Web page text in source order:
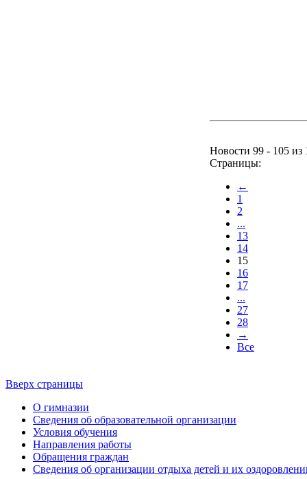
Новости 99 - 105 из
Страницы:
←
1
2
...
13
14
15
16
17
...
27
28
→
Все
Вверх страницы
О гимназии
Сведения об образовательной организации
Условия обучения
Направления работы
Обращения граждан
Сведения об организации отдыха детей и их